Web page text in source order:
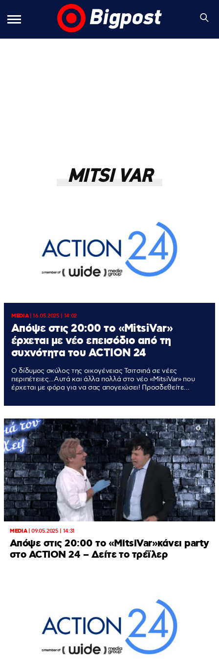
MITSI VAR
MEDIA|16.05.2025 | 14:02
Aπόψε στις 20:00 το «MitsiVar»
έρχεται με νέο επεισόδιο από τη
συχνότητα του ACTION 24
Ο δίδυμος σκύλος της οικογένειας Τσιτσιπά σε νέες
περιπέτειες...Αυτά και άλλα πολλά στο νέο «MitsiVar» που
έρχεται με φόρα για να σας απογειώσει! Προσδεθείτε…
MEDIA|09.05.2025 | 14:31
Aπόψε στις 20:00 το «MitsiVar»κάνει party
στο ACTION 24 – Δείτε το τρέϊλερ